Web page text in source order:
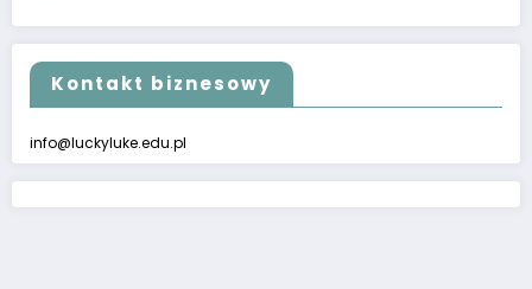
Kontakt biznesowy
info@luckyluke.edu.pl